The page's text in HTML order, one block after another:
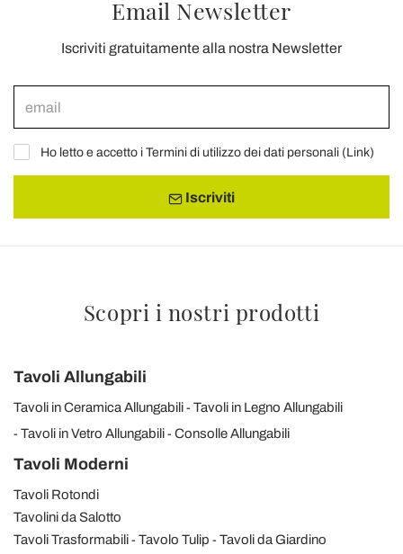
Email Newsletter
Iscriviti gratuitamente alla nostra Newsletter
Ho letto e accetto i Termini di utilizzo dei dati personali (Link)
Iscriviti
Scopri i nostri prodotti
Tavoli Allungabili
Tavoli in Ceramica Allungabili
Tavoli in Legno Allungabili
Tavoli in Vetro Allungabili
Consolle Allungabili
Tavoli Moderni
Tavoli Rotondi
Tavolini da Salotto
Tavoli Trasformabili
Tavolo Tulip Tavoli da Giardino